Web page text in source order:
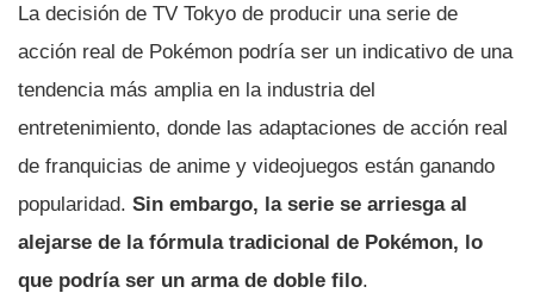
La decisión de TV Tokyo de producir una serie de
acción real de Pokémon podría ser un indicativo de una
tendencia más amplia en la industria del
entretenimiento, donde las adaptaciones de acción real
de franquicias de anime y videojuegos están ganando
popularidad. Sin embargo, la serie se arriesga al
alejarse de la fórmula tradicional de Pokémon, lo
que podría ser un arma de doble filo.